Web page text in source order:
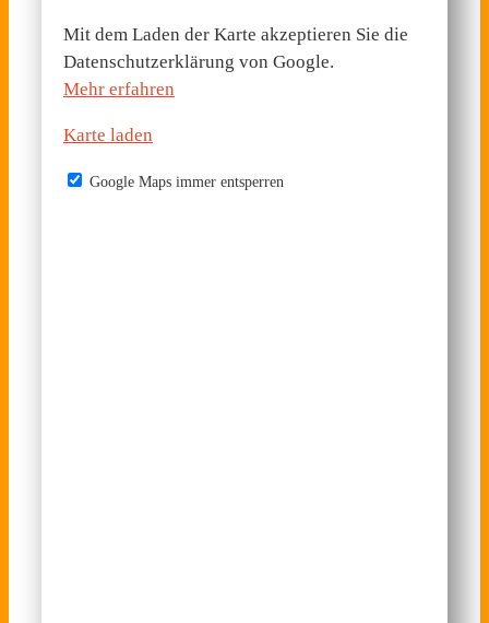
Mit dem Laden der Karte akzeptieren Sie die
Datenschutzerklärung von Google.
Mehr erfahren
Karte laden
Google Maps immer entsperren